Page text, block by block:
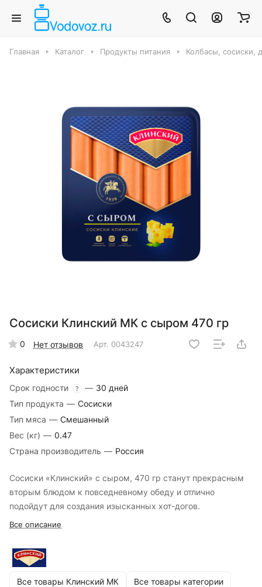
Главная Каталог Продукты питания Колбасы, сосиски,
Сосиски Клинский МК с сыром 470 гр
0 Нет отзывов Арт. 0043247
Характеристики
Срок годности ? — 30 дней
Тип продукта — Сосиски
Тип мяса — Смешанный
Вес (кг) — 0.47
Страна производитель — Россия
Сосиски «Клинский» с сыром, 470 гр станут прекрасным
вторым блюдом к повседневному обеду и отлично
подойдут для создания изысканных хот-догов.
Все описание
Все товары Клинский МК Все товары категории